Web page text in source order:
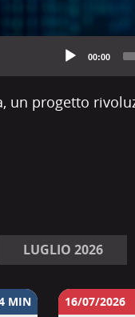
00:00
un progetto
LUGLIO 2026
16/07/2026